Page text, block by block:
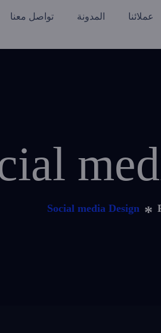
عملائنا المدونة تواصل معنا
Social media Design